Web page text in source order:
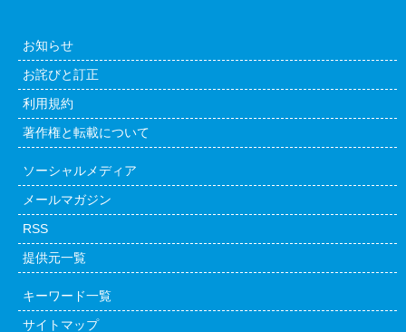
お知らせ
お詫びと訂正
利用規約
著作権と転載について
ソーシャルメディア
メールマガジン
RSS
提供元一覧
キーワード一覧
サイトマップ